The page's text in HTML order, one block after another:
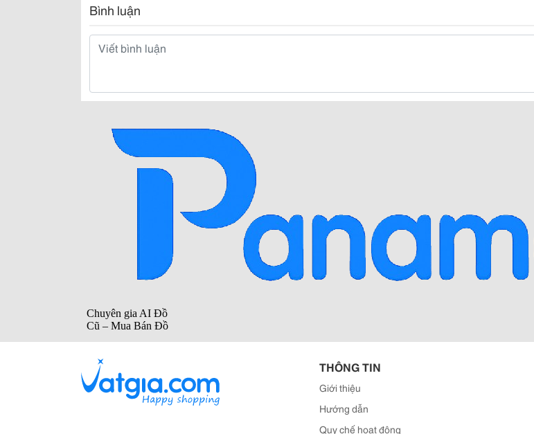
Bình luận
THÔNG TIN
Giới thiệu
Hướng dẫn
Quy chế hoạt động